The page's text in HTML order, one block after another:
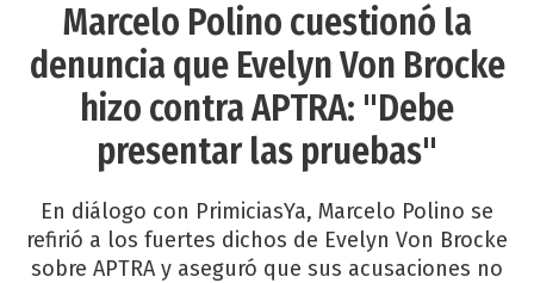
Marcelo Polino cuestionó la
denuncia que Evelyn Von Brocke
hizo contra APTRA: "Debe
presentar las pruebas"
En diálogo con PrimiciasYa, Marcelo Polino se
refirió a los fuertes dichos de Evelyn Von Brocke
sobre APTRA y aseguró que sus acusaciones no